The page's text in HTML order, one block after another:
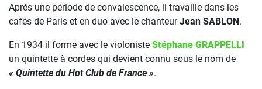
Après une période de convalescence, il travaille dans les
cafés de Paris et en duo avec le chanteurJean SABLON .
En 1934 il forme avec le violoniste Stéphane GRAPPELLI
un quintette à cordes qui devient connu sous le nom de
« Quintette du Hot Club de France ».